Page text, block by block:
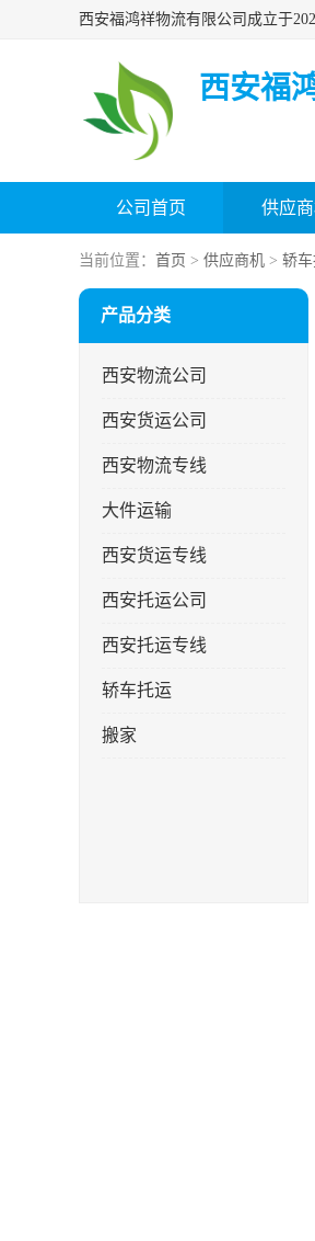
西安福
公司首页 供应
当前位置： 首页 > 供应商机 > 轿
产品分类
西安物流公司
西安货运公司
西安物流专线
大件运输
西安货运专线
西安托运公司
西安托运专线
轿车托运
搬家